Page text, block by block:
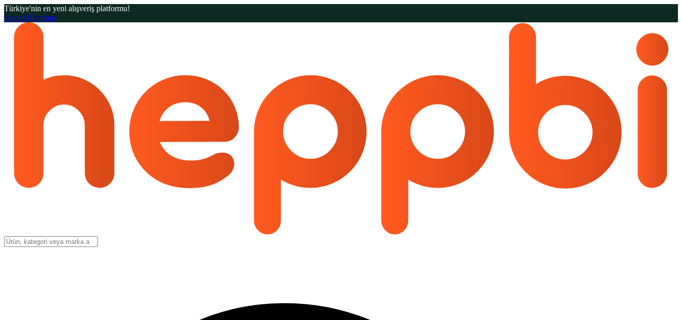
Türkiye'nin en yeni alışveriş platformu!
Satıcı OlYardım